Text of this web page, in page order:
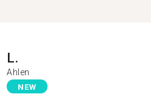
L.
Ahlen
NEW